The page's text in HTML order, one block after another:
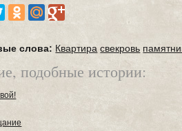
слова: Квартира свекровь
подобные истории: